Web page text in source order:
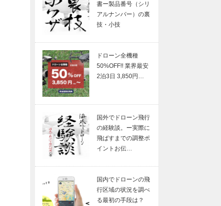
書ー製品番号（シリ
アルナンバー）の裏
技・小技
ドローン全機種
50%OFF!! 業界最安
2泊3日 3,850円…
国外でドローン飛行
の経験談。ー実際に
飛ばすまでの調整ポ
イントお伝…
国内でドローンの飛
行区域の状況を調べ
る最初の手段は？